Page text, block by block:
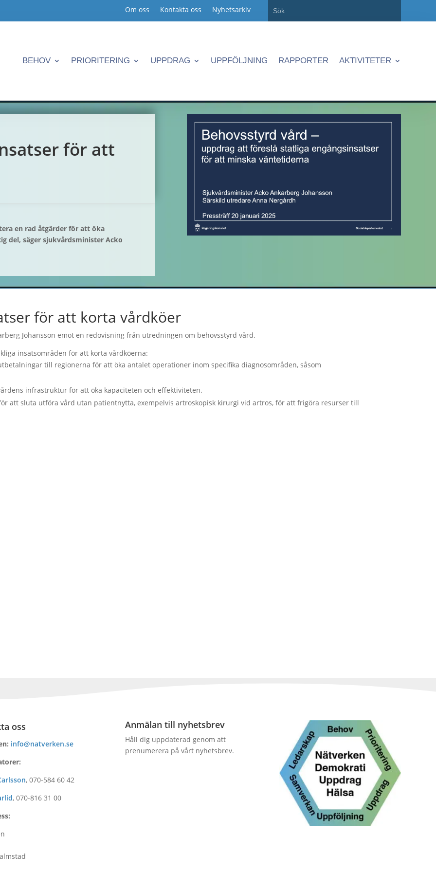
Om oss Kontakta oss Nyhetsarkiv
BEHOV PRIORITERING UPPDRAG UPPFÖLJNING RAPPORTER AKTIVITETER
för att
en rad åtgärder för att öka
del, säger sjukvårdsminister Acko
för att korta vårdköer
Johansson emot en redovisning från utredningen om behovsstyrd vård.
insatsområden för att korta vårdköerna:
till regionerna för att öka antalet operationer inom specifika diagnosområden, såsom
infrastruktur för att öka kapaciteten och effektiviteten.
att sluta utföra vård utan patientnytta, exempelvis artroskopisk kirurgi vid artros, för att frigöra resurser till
oss
info@natverken.se
, 070-584 60 42
, 070-816 31 00
Anmälan till nyhetsbrev
Håll dig uppdaterad genom att
prenumerera på vårt nyhetsbrev.